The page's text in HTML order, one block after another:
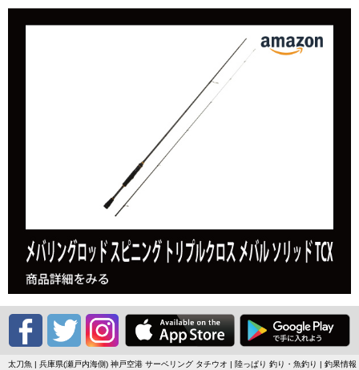
太刀魚 | 兵庫県(瀬戸内海側) 神戸空港 サーベリング タチウオ | 陸っぱり 釣り・魚釣り | 釣果情報